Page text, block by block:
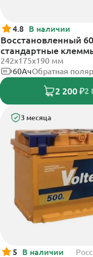
4.8 В наличии
Восстановленный
стандартные
242х175х190 мм
60АчОбратная
2 200 ₽2
3 месяца
5 В наличии